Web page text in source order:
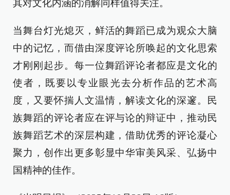
其对文化内涵的消解同样值得关注。
当舞台灯光熄灭，鲜活的舞蹈已成为观众大脑
中的记忆，而借由深度评论所唤起的文化思索
才刚刚起步。每一位舞蹈评论者都应是文化的
使者，既要以专业眼光去分析作品的艺术高
度，又要怀揣人文温情，解读文化的深邃。民
族舞蹈的评论者应在评与论的辩证中，推动民
族舞蹈艺术的深层构建，借助优秀的评论凝心
聚力，创作出更多彰显中华审美风采、弘扬中
国精神的佳作。